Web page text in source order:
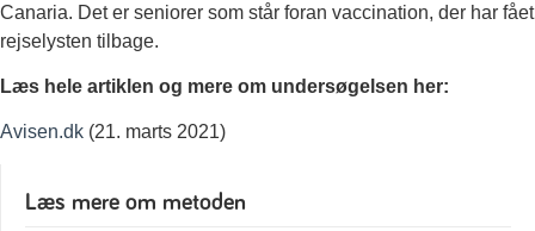
Canaria. Det er seniorer som står foran vaccination, der har fået
rejselysten tilbage.
Læs hele artiklen og mere om undersøgelsen her:
Avisen.dk (21. marts 2021)
Læs mere om metoden